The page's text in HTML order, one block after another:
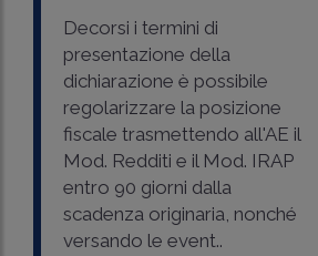
Decorsi i termini di
presentazione della
dichiarazione è possibile
regolarizzare la posizione
fiscale trasmettendo all'AE il
Mod. Redditi e il Mod. IRAP
entro 90 giorni dalla
scadenza originaria, nonché
versando le event..